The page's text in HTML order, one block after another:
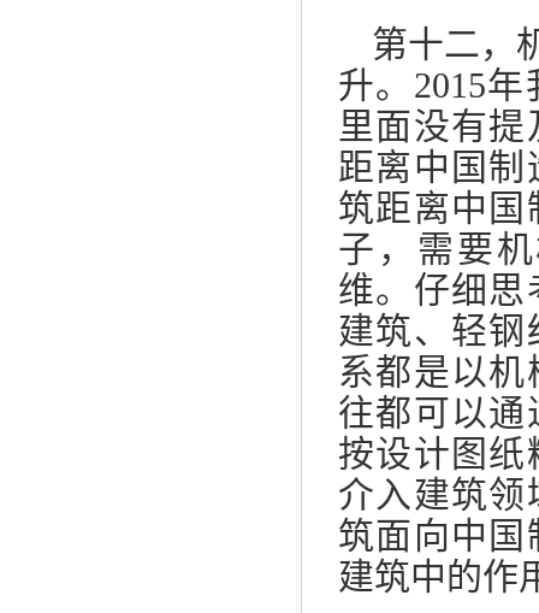
第十二，
升。 2015
里面没有
距离中国
筑距离中国
子，需要
维。仔细思
建筑、轻
系都是以
往都可以通
按设计图纸
介入建筑领
筑面向中国
建筑中的作